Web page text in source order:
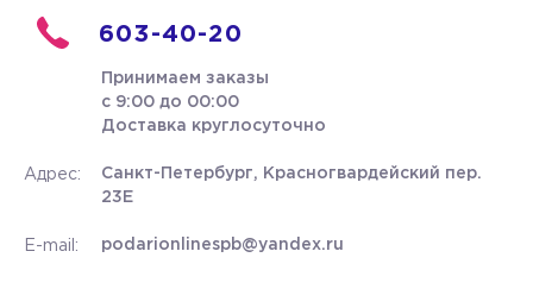
603-40-20
Принимаем заказы
с 9:00 до 00:00
Доставка круглосуточно
Адрес:
Санкт-Петербург, Красногвардейский пер.
23Е
E-mail: podarionlinespb@yandex.ru